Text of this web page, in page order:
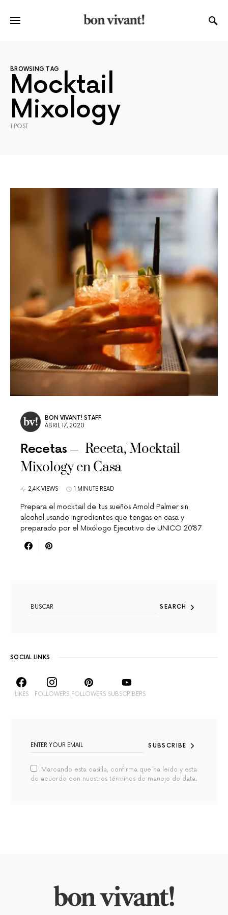
BROWSING TAG
Mocktail
Mixology
1 POST
BON VIVANT! STAFF
ABRIL 17, 2020
Recetas
Receta, Mocktail
Mixology en Casa
2,4K VIEWS 1 MINUTE READ
Prepara el mocktail de tus sueños Arnold Palmer sin
alcohol usando ingredientes que tengas en casa y
preparado por el Mixólogo Ejecutivo de UNICO 20˚87
SEARCH
SOCIAL LINKS
LIKES FOLLOWERS FOLLOWERS SUBSCRIBERS
SUBSCRIBE
Marcando esta casilla, confirma que ha leido y esta
de acuerdo con nuestros términos de manejo de data.